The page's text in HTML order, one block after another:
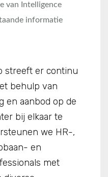
van Intelligence
informatie
streeft er continu
behulp van
en aanbod op de
bij elkaar te
we HR-,
en
met